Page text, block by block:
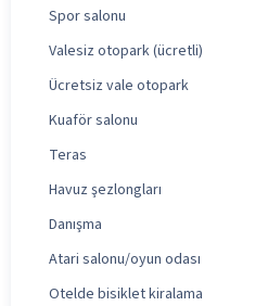
Spor salonu
Valesiz otopark (ücretli)
Ücretsiz vale otopark
Kuaför salonu
Teras
Havuz şezlongları
Danışma
Atari salonu/oyun odası
Otelde bisiklet kiralama